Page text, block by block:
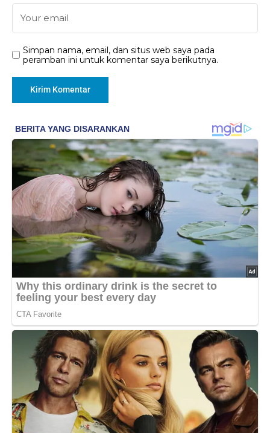
Simpan nama, email, dan situs web saya pada
peramban ini untuk komentar saya berikutnya.